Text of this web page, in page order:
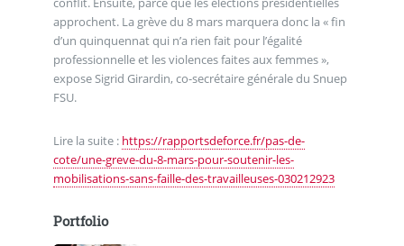
approchent. La grève du 8 mars marquera donc la « fin
d’un quinquennat qui n’a rien fait pour l’égalité
professionnelle et les violences faites aux femmes »,
expose Sigrid Girardin, co-secrétaire générale du Snuep
FSU.
Lire la suite : https://rapportsdeforce.fr/pas-de-
cote/une-greve-du-8-mars-pour-soutenir-les-
mobilisations-sans-faille-des-travailleuses-030212923
Portfolio